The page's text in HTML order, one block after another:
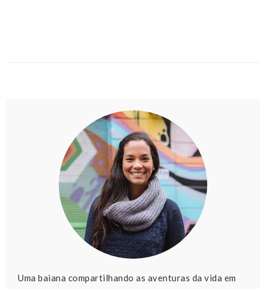
Uma baiana compartilhando as aventuras da vida em